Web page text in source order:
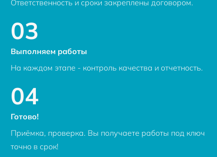
Ответственность и сроки закреплены договором.
03
Выполняем работы
На каждом этапе - контроль качества и отчетность.
04
Готово!
Приёмка, проверка. Вы получаете работы под ключ
точно в срок!